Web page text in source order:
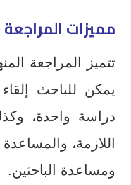
مميزات
تتميز المراجعة
يمكن للباحث
دراسة واحدة،
اللازمة،
ومساعدة الباحثين.